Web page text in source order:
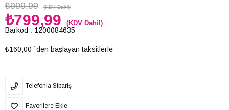
₺999,99 (KDV Dahil)
₺799,99 (KDV Dahil)
Barkod : 1200084635
₺160,00 `den başlayan taksitlerle
Telefonla Sipariş
Favorilere Ekle